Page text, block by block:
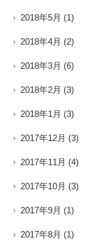
2018年5月 (1)
2018年4月 (2)
2018年3月 (6)
2018年2月 (3)
2018年1月 (3)
2017年12月 (3)
2017年11月 (4)
2017年10月 (3)
2017年9月 (1)
2017年8月 (1)